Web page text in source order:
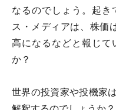
なるのでしょう。起
ス・メディアは、株価
高になるなどと報じて
か？
世界の投資家や投機家